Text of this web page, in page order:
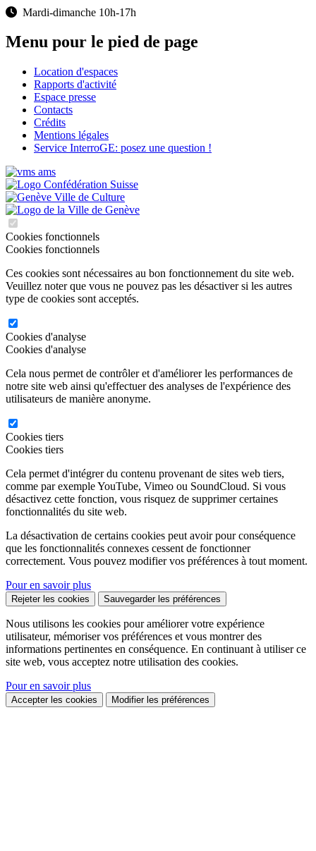
Mardi-dimanche 10h-17h
Menu pour le pied de page
Location d'espaces
Rapports d'activité
Espace presse
Contacts
Crédits
Mentions légales
Service InterroGE: posez une question !
Cookies fonctionnels
Cookies fonctionnels
Ces cookies sont nécessaires au bon fonctionnement du site web.
Veuillez noter que vous ne pouvez pas les désactiver si les autres
type de cookies sont acceptés.
Cookies d'analyse
Cookies d'analyse
Cela nous permet de contrôler et d'améliorer les performances de
notre site web ainsi qu'effectuer des analyses de l'expérience des
utilisateurs de manière anonyme.
Cookies tiers
Cookies tiers
Cela permet d'intégrer du contenu provenant de sites web tiers,
comme par exemple YouTube, Vimeo ou SoundCloud. Si vous
désactivez cette fonction, vous risquez de supprimer certaines
fonctionnalités du site web.
La désactivation de certains cookies peut avoir pour conséquence
que les fonctionnalités connexes cessent de fonctionner
correctement. Vous pouvez modifier vos préférences à tout moment.
Pour en savoir plus
Rejeter les cookies Sauvegarder les préférences
Nous utilisons les cookies pour améliorer votre expérience
utilisateur, mémoriser vos préférences et vous montrer des
informations pertinentes en conséquence. En continuant à utiliser ce
site web, vous acceptez notre utilisation des cookies.
Pour en savoir plus
Accepter les cookies Modifier les préférences